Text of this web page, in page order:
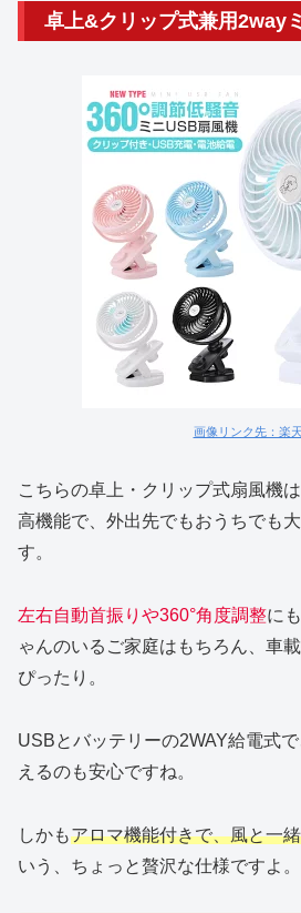
卓上&クリップ式兼用2way
画像リンク先：楽天
こちらの卓上・クリップ式扇風機
高機能で、外出先でもおうちでも
す。
左右自動首振りや360°角度調整に
ゃんのいるご家庭はもちろん、車
ぴったり。
USBとバッテリーの2WAY給電式で
えるのも安心ですね。
しかもアロマ機能付きで、風と一
いう、ちょっと贅沢な仕様ですよ。